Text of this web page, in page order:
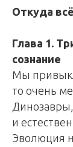
Откуда
Глава 1.
сознание
Мы
то очень
и
Эволюция